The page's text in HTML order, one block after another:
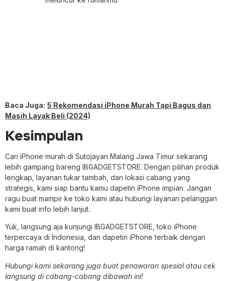
Baca Juga: 5 Rekomendasi iPhone Murah Tapi Bagus dan
Masih Layak Beli (2024)
Kesimpulan
Cari iPhone murah di Sutojayan Malang Jawa Timur sekarang
lebih gampang bareng IBGADGETSTORE. Dengan pilihan produk
lengkap, layanan tukar tambah, dan lokasi cabang yang
strategis, kami siap bantu kamu dapetin iPhone impian. Jangan
ragu buat mampir ke toko kami atau hubungi layanan pelanggan
kami buat info lebih lanjut.
Yuk, langsung aja kunjungi IBGADGETSTORE, toko iPhone
terpercaya di Indonesia, dan dapetin iPhone terbaik dengan
harga ramah di kantong!
Hubungi kami sekarang juga buat penawaran spesial atau cek
langsung di cabang-cabang dibawah ini!